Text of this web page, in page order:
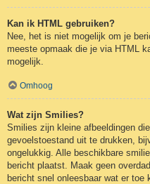
Kan ik HTML gebruiken?
Nee, het is niet mogelijk om je
meeste opmaak die je via HTML
mogelijk.
Omhoog
Wat zijn Smilies?
Smilies zijn kleine afbeeldingen
gevoelstoestand uit te drukken,
ongelukkig. Alle beschikbare
bericht plaatst. Maak geen
bericht snel onleesbaar wat er toe